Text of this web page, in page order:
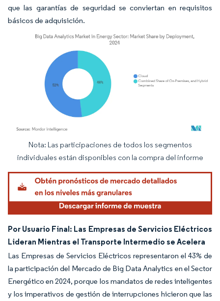
que las garantías de seguridad se conviertan en requisitos
básicos de adquisición.
Imagen © Mordor Intelligence. El uso requiere atribución según CC BY 4.0.
Nota: Las participaciones de todos los segmentos
individuales están disponibles con la compra del informe
Por Usuario Final: Las Empresas de Servicios Eléctricos
Lideran Mientras el Transporte Intermedio se Acelera
Las Empresas de Servicios Eléctricos representaron el 43% de
la participación del Mercado de Big Data Analytics en el Sector
Energético en 2024, porque los mandatos de redes inteligentes
y los imperativos de gestión de interrupciones hicieron que las